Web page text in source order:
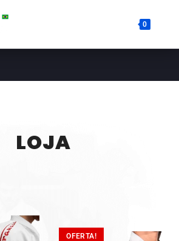
0
LOJA
OFERTA!